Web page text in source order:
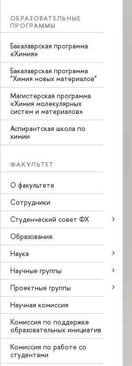
ОБРАЗОВАТЕЛЬНЫЕ
ПРОГРАММЫ
Бакалаврская программа
«Химия»
Бакалаврская программа
"Химия новых материалов"
Магистерская программа
«Химия молекулярных
систем и материалов»
Аспирантская школа по
химии
ФАКУЛЬТЕТ
О факультете
Сотрудники
Студенческий совет ФХ
Образование
Наука
Научные группы
Проектные группы
Научная комиссия
Комиссия по поддержке
образовательных инициатив
Комиссия по работе со
студентами